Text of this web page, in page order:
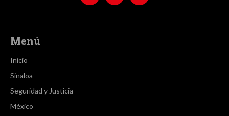
Menú
Inicio
Sinaloa
Seguridad y Justicia
México